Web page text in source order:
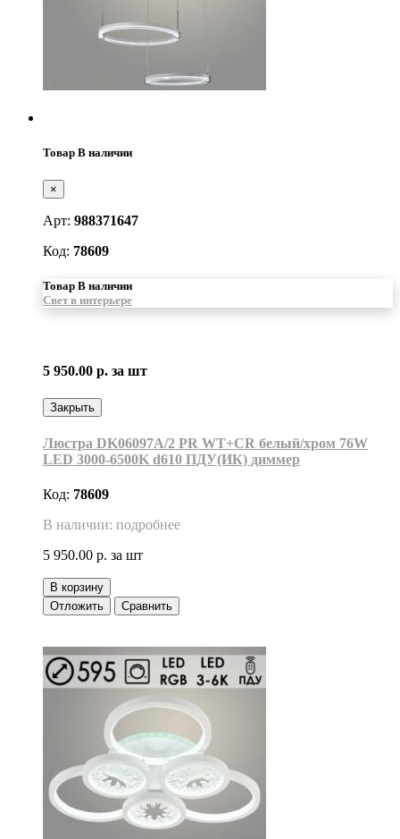
Товар В наличии
×
Арт: 988371647
Код: 78609
Товар В наличии
Свет в интерьере
5 950.00 р. за шт
Закрыть
Люстра DK06097A/2 PR WT+CR белый/хром 76W
LED 3000-6500K d610 ПДУ(ИК) диммер
Код: 78609
В наличии: подробнее
5 950.00 р. за шт
В корзину
Отложить
Сравнить